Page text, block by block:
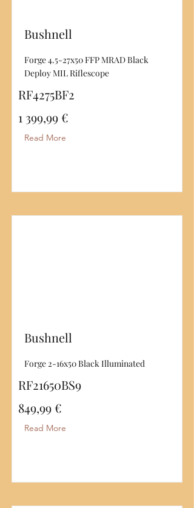
Bushnell
Forge 4.5-27x50 FFP MRAD Black
Deploy MIL Riflescope
RF4275BF2
1 399,99 €
Read More
Bushnell
Forge 2-16x50 Black Illuminated
RF21650BS9
849,99 €
Read More